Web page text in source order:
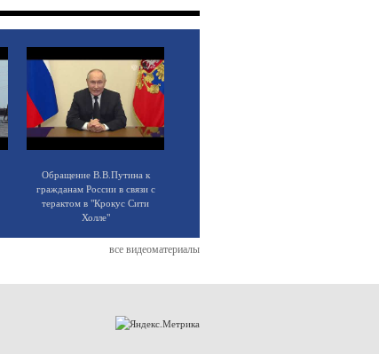
Обращение В.В.Путина к
гражданам России в связи с
терактом в "Крокус Сити
Холле"
все видеоматериалы